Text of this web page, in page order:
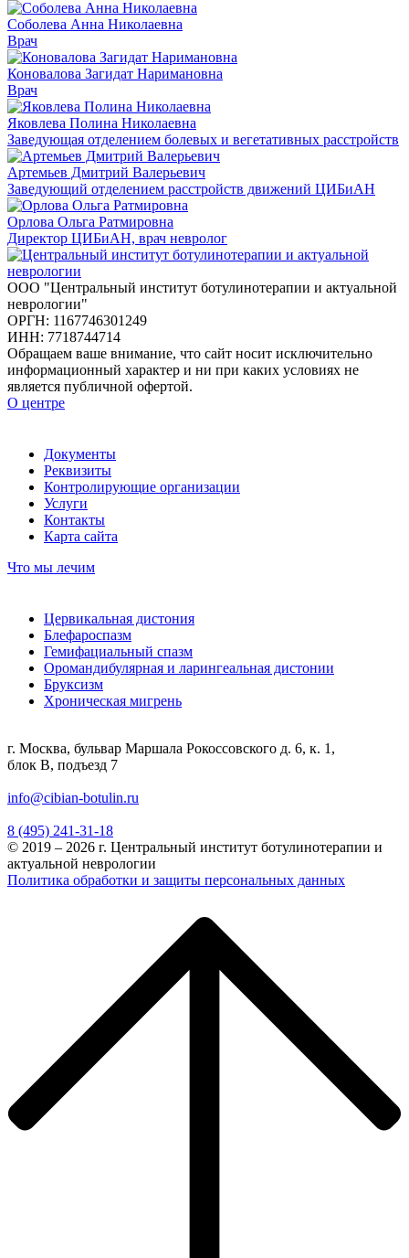
Соболева Анна Николаевна
Врач
Коновалова Загидат Наримановна
Врач
Яковлева Полина Николаевна
Заведующая отделением болевых и вегетативных расстройств
Артемьев Дмитрий Валерьевич
Заведующий отделением расстройств движений ЦИБиАН
Орлова Ольга Ратмировна
Директор ЦИБиАН, врач невролог
ООО "Центральный институт ботулинотерапии и актуальной
неврологии"
ОРГН: 1167746301249
ИНН: 7718744714
Обращаем ваше внимание, что сайт носит исключительно
информационный характер и ни при каких условиях не
является публичной офертой.
О центре
Документы
Реквизиты
Контролирующие организации
Услуги
Контакты
Карта сайта
Что мы лечим
Цервикальная дистония
Блефароспазм
Гемифациальный спазм
Оромандибулярная и ларингеальная дистонии
Бруксизм
Хроническая мигрень
г. Москва, бульвар Маршала Рокоссовского д. 6, к. 1,
блок В, подъезд 7
info@cibian-botulin.ru
8 (495) 241-31-18
© 2019 – 2026 г. Центральный институт ботулинотерапии и
актуальной неврологии
Политика обработки и защиты персональных данных